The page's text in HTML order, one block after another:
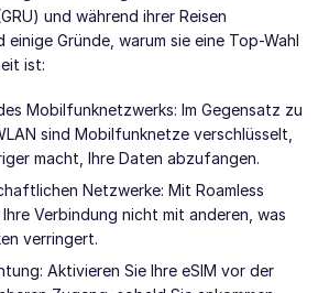
und während ihrer Reisen
einige Gründe, warum sie eine Top-Wahl
ist:
Mobilfunknetzwerks: Im Gegensatz zu
sind Mobilfunknetze verschlüsselt,
macht, Ihre Daten abzufangen.
Netzwerke: Mit Roamless
Ihre Verbindung nicht mit anderen, was
verringert.
Aktivieren Sie Ihre eSIM vor der